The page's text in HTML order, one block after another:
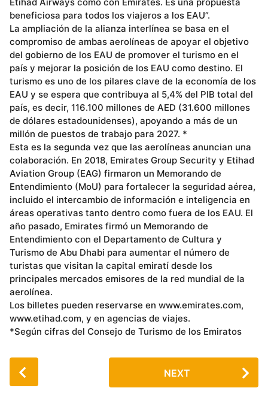
beneficiosa para todos los viajeros a los EAU”.
La ampliación de la alianza interlínea se basa en el
compromiso de ambas aerolíneas de apoyar el objetivo
del gobierno de los EAU de promover el turismo en el
país y mejorar la posición de los EAU como destino. El
turismo es uno de los pilares clave de la economía de los
EAU y se espera que contribuya al 5,4% del PIB total del
país, es decir, 116.100 millones de AED (31.600 millones
de dólares estadounidenses), apoyando a más de un
millón de puestos de trabajo para 2027. *
Esta es la segunda vez que las aerolíneas anuncian una
colaboración. En 2018, Emirates Group Security y Etihad
Aviation Group (EAG) firmaron un Memorando de
Entendimiento (MoU) para fortalecer la seguridad aérea,
incluido el intercambio de información e inteligencia en
áreas operativas tanto dentro como fuera de los EAU. El
año pasado, Emirates firmó un Memorando de
Entendimiento con el Departamento de Cultura y
Turismo de Abu Dhabi para aumentar el número de
turistas que visitan la capital emiratí desde los
principales mercados emisores de la red mundial de la
aerolínea.
Los billetes pueden reservarse en www.emirates.com,
www.etihad.com, y en agencias de viajes.
*Según cifras del Consejo de Turismo de los Emiratos
P
o
NEXT